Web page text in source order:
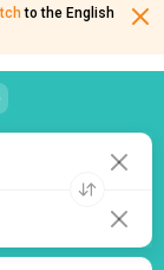
to the English